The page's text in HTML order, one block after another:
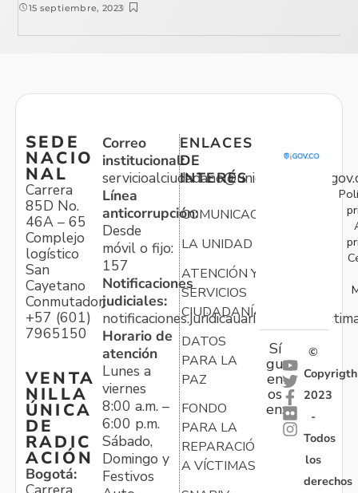
15 septiembre, 2023
SEDE
NACIO
NAL
Carrera
85D No.
46A – 65
Complejo
logístico
San
Cayetano
Conmutador:
+57 (601)
7965150
VENTA
NILLA
ÚNICA
DE
RADIC
ACIÓN
Bogotá:
Correo
institucional:
Línea
anticorrupción:
Desde
móvil o fijo:
157
Notificaciones
judiciales:
Horario de
atención
Lunes a
viernes
8:00 a.m. –
6:00 p.m.
Sábado,
Domingo y
Festivos
ENLACES
DE
INTERÉS
COMUNICACIONES
LA UNIDAD
ATENCIÓN Y
SERVICIOS
CIUDADANÍA
DATOS
PARA LA
PAZ
FONDO
PARA LA
REPARACIÓN
A VÍCTIMAS
Sí
gu
en
os
en:
©
Copyrigth
2023
-
Todos
los
derechos